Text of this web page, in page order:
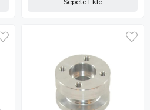
Sepete Ekle